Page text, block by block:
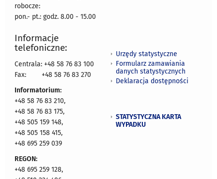
robocze:
pon.- pt.: godz. 8.00 - 15.00
Informacje
telefoniczne:
Centrala: +48 58 76 83 100
Fax:
+48 58 76 83 270
Informatorium:
+48 58 76 83 210,
+48 58 76 83 175,
+48 505 159 148,
+48 505 158 415,
+48 695 259 039
REGON:
+48 695 259 128,
Urzędy statystyczne
Formularz zamawiania
danych statystycznych
Deklaracja dostępności
STATYSTYCZNA KARTA
WYPADKU